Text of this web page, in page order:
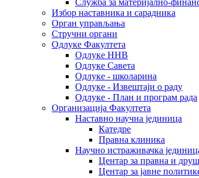
Служба за материјално-
Избор наставника и сарадника
Oрган управљања
Стручни органи
Одлуке Факултета
Одлуке ННВ
Одлуке Савета
Одлуке - школарина
Одлуке - Извештаји о раду
Одлуке - План и програм рада
Организација Факултета
Наставно научна јединица
Катедре
Правна клиника
Научно истраживачка
Центар за правна и
Центар за јавне